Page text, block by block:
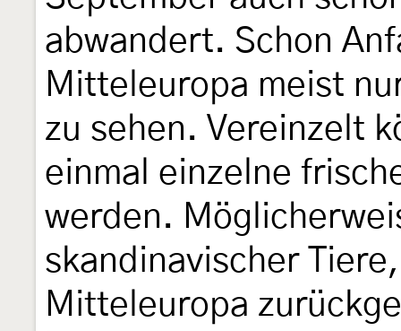
abwandert. Schon
Mitteleuropa meist
zu sehen. Vereinzelt
einmal einzelne
werden.
skandinavischer
Mitteleuropa